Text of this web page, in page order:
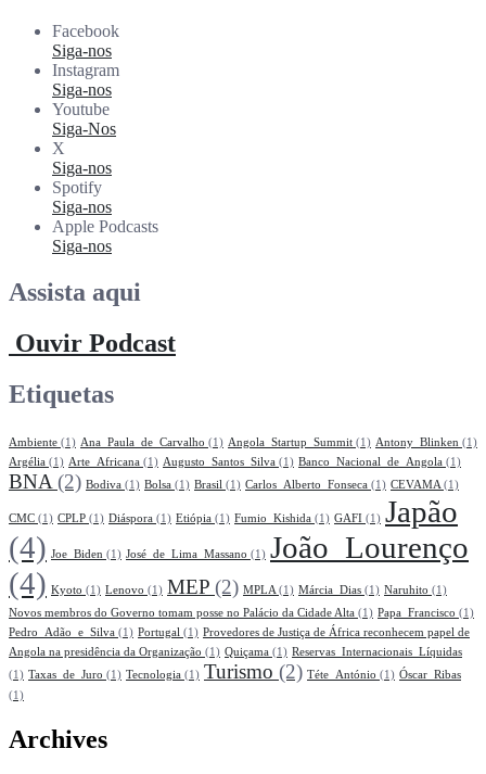
Facebook
Siga-nos
Instagram
Siga-nos
Youtube
Siga-Nos
X
Siga-nos
Spotify
Siga-nos
Apple Podcasts
Siga-nos
Assista aqui
Ouvir Podcast
Etiquetas
Ambiente (1) Ana_Paula_de_Carvalho (1) Angola_Startup_Summit (1) Antony_Blinken (1)
Argélia (1) Arte_Africana (1) Augusto_Santos_Silva (1) Banco_Nacional_de_Angola (1)
BNA (2) Bodiva (1) Bolsa (1) Brasil (1) Carlos_Alberto_Fonseca (1) CEVAMA (1)
CMC (1) CPLP (1) Diáspora (1) Etiópia (1) Fumio_Kishida (1) GAFI (1) Japão
(4) Joe_Biden (1) José_de_Lima_Massano (1) João_Lourenço
(4) Kyoto (1) Lenovo (1) MEP (2) MPLA (1) Márcia_Dias (1) Naruhito (1)
Novos membros do Governo tomam posse no Palácio da Cidade Alta (1) Papa_Francisco (1)
Pedro_Adão_e_Silva (1) Portugal (1) Provedores de Justiça de África reconhecem papel de
Angola na presidência da Organização (1) Quiçama (1) Reservas_Internacionais_Líquidas
(1) Taxas_de_Juro (1) Tecnologia (1) Turismo (2) Téte_António (1) Óscar_Ribas
(1)
Archives